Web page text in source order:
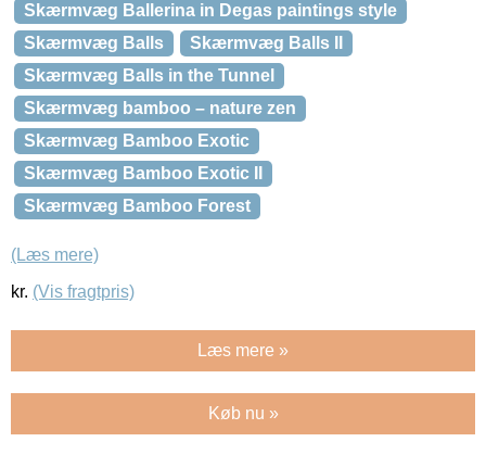
Skærmvæg Ballerina in Degas paintings style
Skærmvæg Balls
Skærmvæg Balls II
Skærmvæg Balls in the Tunnel
Skærmvæg bamboo – nature zen
Skærmvæg Bamboo Exotic
Skærmvæg Bamboo Exotic II
Skærmvæg Bamboo Forest
(Læs mere)
kr. (Vis fragtpris)
Læs mere »
Køb nu »